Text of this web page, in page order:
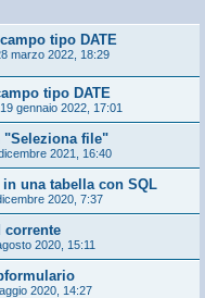
tipo DATE
marzo 2022, 18:29
tipo DATE
gennaio 2022, 17:01
"Seleziona file"
2021, 16:40
una tabella con SQL
2020, 7:37
corrente
2020, 15:11
2020, 14:27